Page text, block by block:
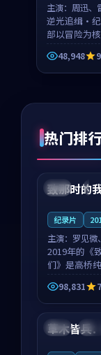
主演： 周迅、
逆光追缉·
部以冒险为
作品，围绕
与人物成长
节奏紧凑，
48,948
热门排
中国 4K
致那时的
纪录片
主演： 罗见微
2019年的《
们》是高桥
的喜剧佳作
的取景与都
围相互成就
沈意林的对
制，让整部
98,831
泰国 独播
草木皆兵